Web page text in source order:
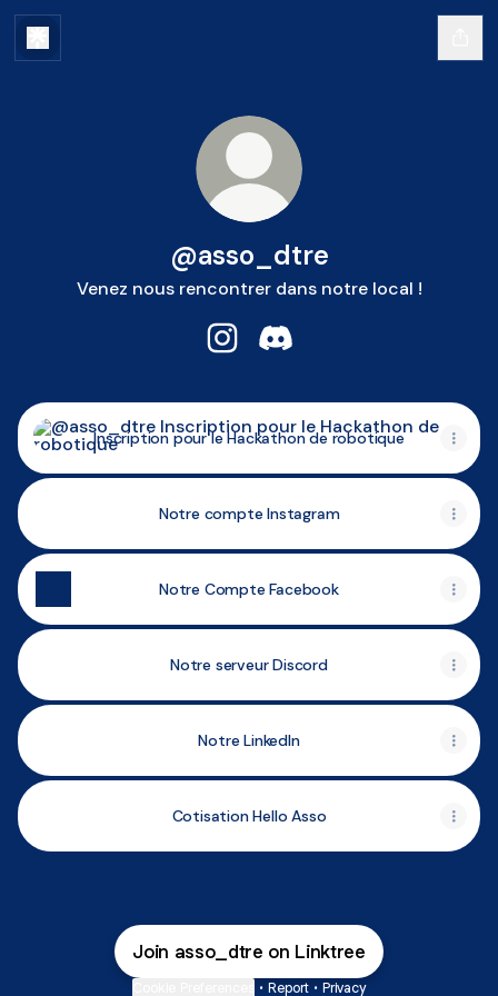
@asso_dtre
Venez nous rencontrer dans notre local !
Inscription pour le Hackathon de robotique
Inscription pour le Hackathon de robotique
Notre compte Instagram
Notre Compte Facebook
Notre serveur Discord
Notre LinkedIn
Cotisation Hello Asso
Join asso_dtre on Linktree
• Report • Privacy